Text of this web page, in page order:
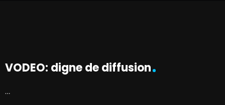
VODEO: digne de diffusion
…